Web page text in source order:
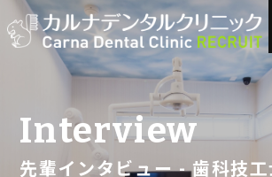
Interview
先輩インタビュー- 歯科技工